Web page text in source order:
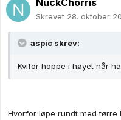
NuckChorris
Skrevet 28. oktober
aspic skrev:
Kvifor hoppe i høyet når
Hvorfor løpe rundt med